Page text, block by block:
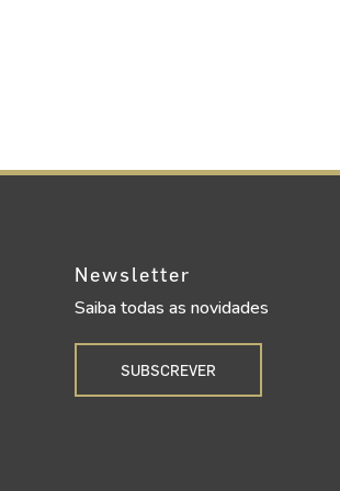
Newsletter
Saiba todas as novidades
SUBSCREVER